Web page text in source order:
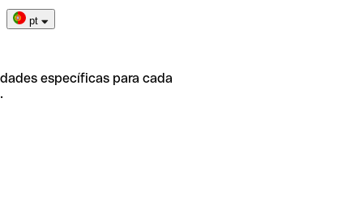
pt
específicas para cada